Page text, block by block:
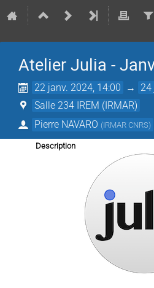
Atelier Julia -
22 janv. 2024, 14:00 → 24
Salle 234 IREM (IRMAR)
Pierre NAVARO (IRMAR CNRS)
Description